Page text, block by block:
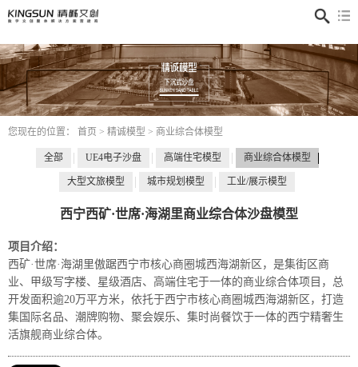
您现在的位置： 首页 > 精诚模型 > 商业综合体模型
全部 UE4电子沙盘 高端住宅模型 商业综合体模型
大型文旅模型 城市规划模型 工业/展示模型
西宁西矿·世席·海湖里商业综合体沙盘模型
项目介绍：
西矿·世席·海湖里傲踞西宁市核心商圈城西海湖新区，是集街区商
业、甲级写字楼、星级酒店、高端住宅于一体的商业综合体项目，总
开发面积逾20万平方米，依托于西宁市核心商圈城西海湖新区，打造
集国际名品、潮牌购物、聚会娱乐、集时尚餐饮于一体的西宁精奢生
活旗舰商业综合体。